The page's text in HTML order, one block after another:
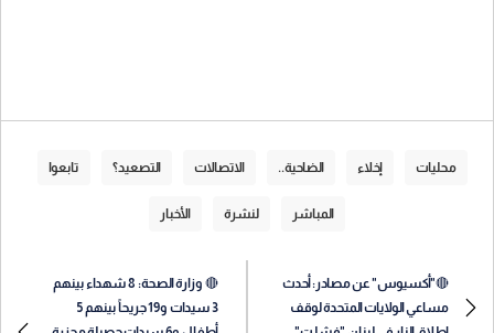
محليات إخلاء الضاحية.. الاتصالات التصعيد؟ تابعوا
المباشر لنشرة الأخبار
🔴"أكسيوس" عن مصادر: أحدث
مساعي الولايات المتحدة لوقف
🔴 وزارة الصحة: 8 شهداء بينهم
3 سيدات و19 جريحاً بينهم 5